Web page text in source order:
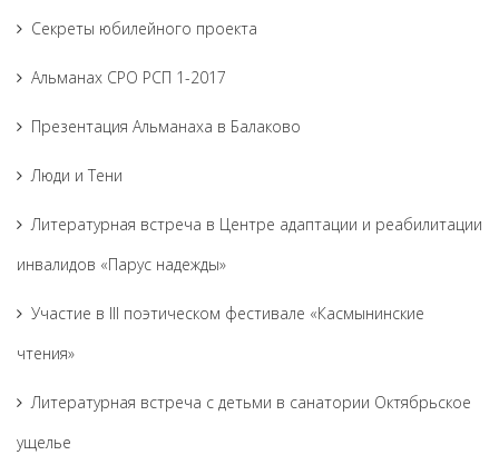
Секреты юбилейного проекта
Альманах СРО РСП 1-2017
Презентация Альманаха в Балаково
Люди и Тени
Литературная встреча в Центре адаптации и реабилитации
инвалидов «Парус надежды»
Участие в III поэтическом фестивале «Касмынинские
чтения»
Литературная встреча с детьми в санатории Октябрьское
ущелье